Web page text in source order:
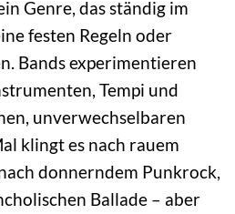
Genre, das ständig im
festen Regeln oder
Bands experimentieren
Tempi und
unverwechselbaren
klingt es nach rauem
donnerndem Punkrock,
Ballade – aber